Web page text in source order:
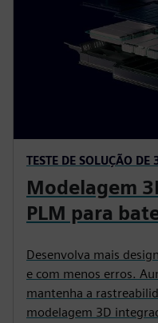
TESTE DE SOLUÇÃO DE
Modelagem
PLM para
Desenvolva mais
e com menos erros.
mantenha a
modelagem 3D